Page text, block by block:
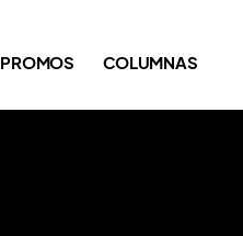
PROMOS COLUMNAS